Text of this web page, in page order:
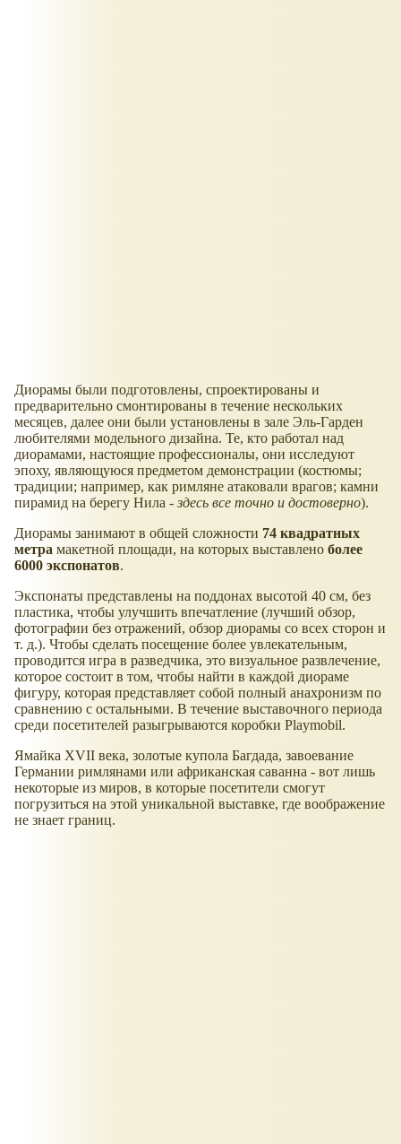
Диорамы были подготовлены, спроектированы и
предварительно смонтированы в течение нескольких
месяцев, далее они были установлены в зале Эль-Гарден
любителями модельного дизайна. Те, кто работал над
диорамами, настоящие профессионалы, они исследуют
эпоху, являющуюся предметом демонстрации (костюмы;
традиции; например, как римляне атаковали врагов; камни
пирамид на берегу Нила - здесь все точно и достоверно).
Диорамы занимают в общей сложности 74 квадратных
метра макетной площади, на которых выставлено более
6000 экспонатов.
Экспонаты представлены на поддонах высотой 40 см, без
пластика, чтобы улучшить впечатление (лучший обзор,
фотографии без отражений, обзор диорамы со всех сторон и
т. д.). Чтобы сделать посещение более увлекательным,
проводится игра в разведчика, это визуальное развлечение,
которое состоит в том, чтобы найти в каждой диораме
фигуру, которая представляет собой полный анахронизм по
сравнению с остальными. В течение выставочного периода
среди посетителей разыгрываются коробки Playmobil.
Ямайка XVII века, золотые купола Багдада, завоевание
Германии римлянами или африканская саванна - вот лишь
некоторые из миров, в которые посетители смогут
погрузиться на этой уникальной выставке, где воображение
не знает границ.